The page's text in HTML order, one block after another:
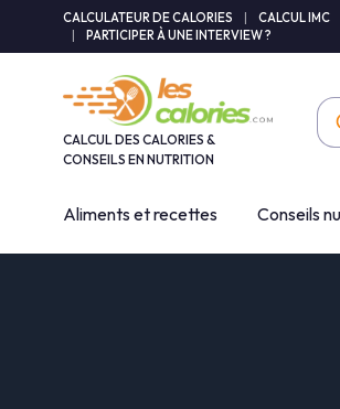
CALCULATEUR DE CALORIES CALCUL IMC
PARTICIPER À UNE INTERVIEW ?
CALCUL DES CALORIES &
CONSEILS EN NUTRITION
Aliments et recettes Conseils
Panneau de gestion des cookies